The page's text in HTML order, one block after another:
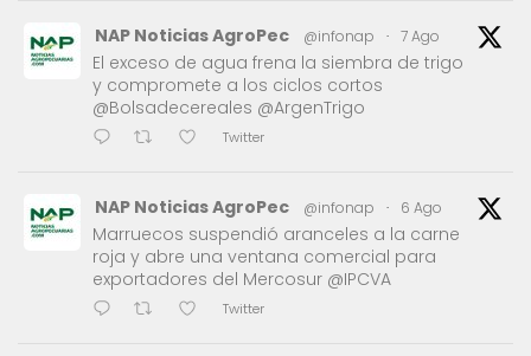
NAP Noticias AgroPec @infonap · 7 Ago
El exceso de agua frena la siembra de trigo
y compromete a los ciclos cortos
@Bolsadecereales @ArgenTrigo
Twitter
NAP Noticias AgroPec @infonap · 6 Ago
Marruecos suspendió aranceles a la carne
roja y abre una ventana comercial para
exportadores del Mercosur @IPCVA
Twitter